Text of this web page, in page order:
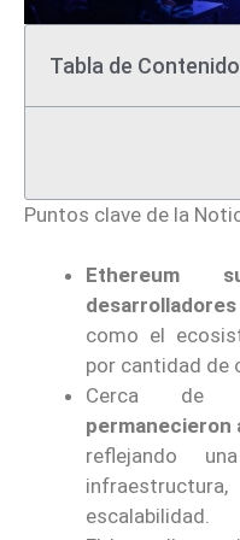
Tabla de
Puntos clave de la
Ethereum
como el
por cantidad de
Cerca de
permanecieron
reflejando
escalabilidad.